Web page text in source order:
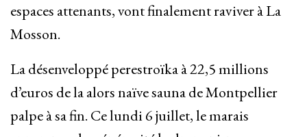
espaces attenants, vont finalement raviver à La
Mosson.
La désenveloppé perestroïka à 22,5 millions
d’euros de la alors naïve sauna de Montpellier
palpe à sa fin. Ce lundi 6 juillet, le marais